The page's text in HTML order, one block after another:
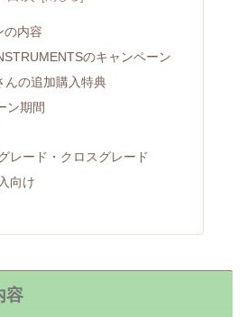
の内容
のキャンペーン
んの追加購入特典
ン期間
レード・クロスグレード
向け
容